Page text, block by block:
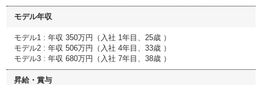
モデル年収
モデル1 : 年収 350万円（入社 1年目、25歳 ）
モデル2 : 年収 506万円（入社 4年目、33歳 ）
モデル3 : 年収 680万円（入社 7年目、38歳 ）
昇給・賞与